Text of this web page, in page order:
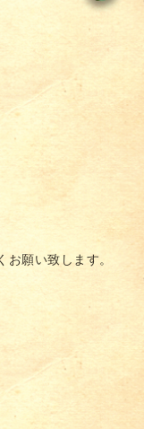
願い致します。